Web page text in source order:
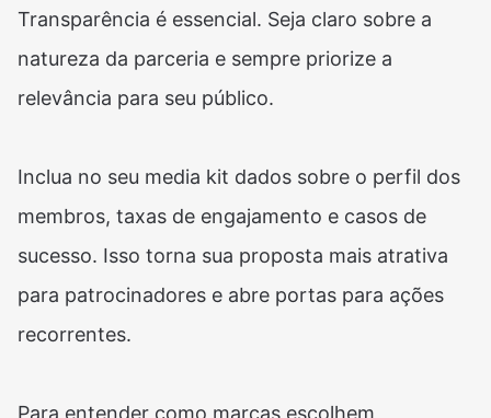
Transparência é essencial. Seja claro sobre a
natureza da parceria e sempre priorize a
relevância para seu público.
Inclua no seu media kit dados sobre o perfil dos
membros, taxas de engajamento e casos de
sucesso. Isso torna sua proposta mais atrativa
para patrocinadores e abre portas para ações
recorrentes.
Para entender como marcas escolhem